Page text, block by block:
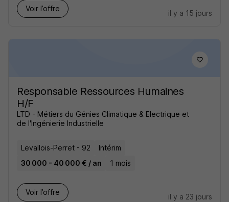
Voir l’offre
il y a 15 jours
Responsable Ressources Humaines
H/F
LTD - Métiers du Génies Climatique & Electrique et
de l'Ingénierie Industrielle
Levallois-Perret - 92
Intérim
30 000 - 40 000 € / an
1 mois
Voir l’offre
il y a 23 jours